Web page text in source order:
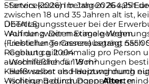
- Servicekosten betragen 264,25
DETAILS
- Auf der zweiten Etage gelegen
- Lieblicher Terrassenausgang nach
- Gebaut ca. 2004
- Wohnfläche ca. 118 m²
- Heißwasser und Heizung durch
- Isolierung durch Doppelfenster
Starters (2026)Im Jahr 2026 zahlt
zwischen 18 und 35 Jahren alt ist,
Übertragungssteuer bei der
Wohnung. Der maximale
(Freistellungs Grenze) beträgt
Regelung gilt einmalig pro Person
ausschließlich für Wohnungen
Käufer selbst als Hauptwohnung
Wichtige Bedingungen: Alter: